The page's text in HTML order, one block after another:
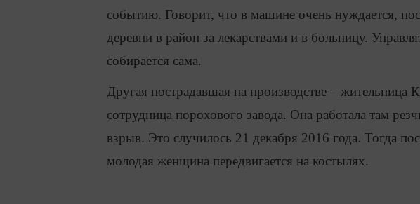
событию. Говорит, что в машине очень нуждается,
деревни в район за лекарствами и в больницу.
собирается сама.
Другая пострадавшая на производстве – жительница
сотрудница порохового завода. Она работала там
взрыв. Это случилось 21 декабря 2016 года. Тогда
молодая женщина передвигается на костылях.